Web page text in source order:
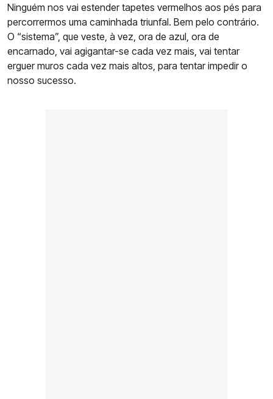
Ninguém nos vai estender tapetes vermelhos aos pés para
percorrermos uma caminhada triunfal. Bem pelo contrário.
O “sistema”, que veste, à vez, ora de azul, ora de
encarnado, vai agigantar-se cada vez mais, vai tentar
erguer muros cada vez mais altos, para tentar impedir o
nosso sucesso.